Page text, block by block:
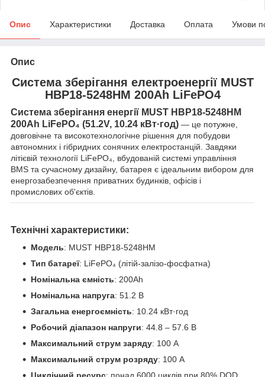
Опис Характеристики Доставка Оплата Умови
Опис
Система зберігання електроенергії MUST
НВР18-5248HM 200Ah LiFePО4
Система зберігання енергії MUST HBP18-5248HM
200Ah LiFePO₄ (51.2V, 10.24 кВт·год) — це потужне,
довговічне та високотехнологічне рішення для побудови
автономних і гібридних сонячних електростанцій. Завдяки
літієвій технології LiFePO₄, вбудованій системі управління
BMS та сучасному дизайну, батарея є ідеальним вибором для
енергозабезпечення приватних будинків, офісів і
промислових об'єктів.
Технічні характеристики:
Модель: MUST HBP18-5248HM
Тип батареї: LiFePO₄ (літій-залізо-фосфатна)
Номінальна ємність: 200Ah
Номінальна напруга: 51.2 В
Загальна енергоємність: 10.24 кВт·год
Робочий діапазон напруги: 44.8 – 57.6 В
Максимальний струм заряду: 100 А
Максимальний струм розряду: 100 А